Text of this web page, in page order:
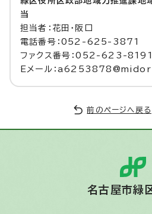
当
担当者：花田・阪口
電話番号：052-625-3871
ファクス番号：052-623-8191
Eメール：
前のページへ戻る
名古屋市緑